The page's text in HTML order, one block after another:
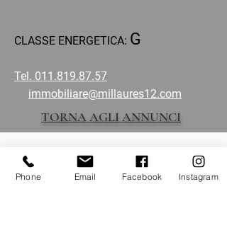
CLASSE ENERGETICA: G
Tel. 011.819.87.57
immobiliare@millaures12.com
TORNA AGLI ANNUNCI
Phone Email Facebook Instagram